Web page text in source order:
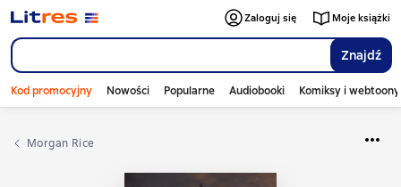
Znajdź
Zaloguj się Moje książki
Kod promocyjny Nowości Popularne Audiobooki Komiksy i webtoony
Morgan Rice